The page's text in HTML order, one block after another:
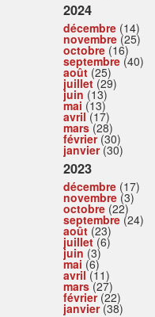
2024
décembre (14)
novembre (25)
octobre (16)
septembre (40)
août (25)
juillet(29)
juin (13)
mai (13)
avril(17)
mars(28)
février(30)
janvier(30)
2023
décembre (17)
novembre (3)
octobre (22)
septembre (24)
août (23)
juillet(6)
juin (3)
mai (6)
avril(11)
mars(27)
février(22)
janvier(38)